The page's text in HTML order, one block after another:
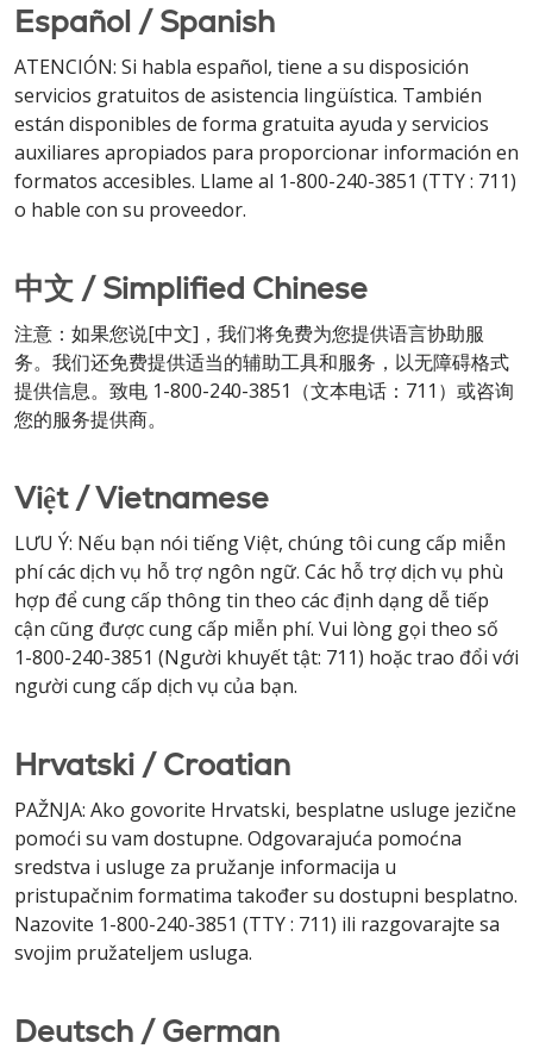
Español / Spanish
ATENCIÓN: Si habla español, tiene a su disposición
servicios gratuitos de asistencia lingüística. También
están disponibles de forma gratuita ayuda y servicios
auxiliares apropiados para proporcionar información en
formatos accesibles. Llame al 1-800-240-3851 (TTY : 711)
o hable con su proveedor.
中文 / Simplified Chinese
注意：如果您说[中文]，我们将免费为您提供语言协助服
务。我们还免费提供适当的辅助工具和服务，以无障碍格式
提供信息。致电 1-800-240-3851（文本电话：711）或咨询
您的服务提供商。
Việt / Vietnamese
LƯU Ý: Nếu bạn nói tiếng Việt, chúng tôi cung cấp miễn
phí các dịch vụ hỗ trợ ngôn ngữ. Các hỗ trợ dịch vụ phù
hợp để cung cấp thông tin theo các định dạng dễ tiếp
cận cũng được cung cấp miễn phí. Vui lòng gọi theo số
1-800-240-3851 (Người khuyết tật: 711) hoặc trao đổi với
người cung cấp dịch vụ của bạn.
Hrvatski / Croatian
PAŽNJA: Ako govorite Hrvatski, besplatne usluge jezične
pomoći su vam dostupne. Odgovarajuća pomoćna
sredstva i usluge za pružanje informacija u
pristupačnim formatima također su dostupni besplatno.
Nazovite 1-800-240-3851 (TTY : 711) ili razgovarajte sa
svojim pružateljem usluga.
Deutsch / German